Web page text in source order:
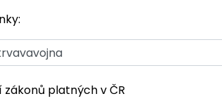
zákonů platných v ČR